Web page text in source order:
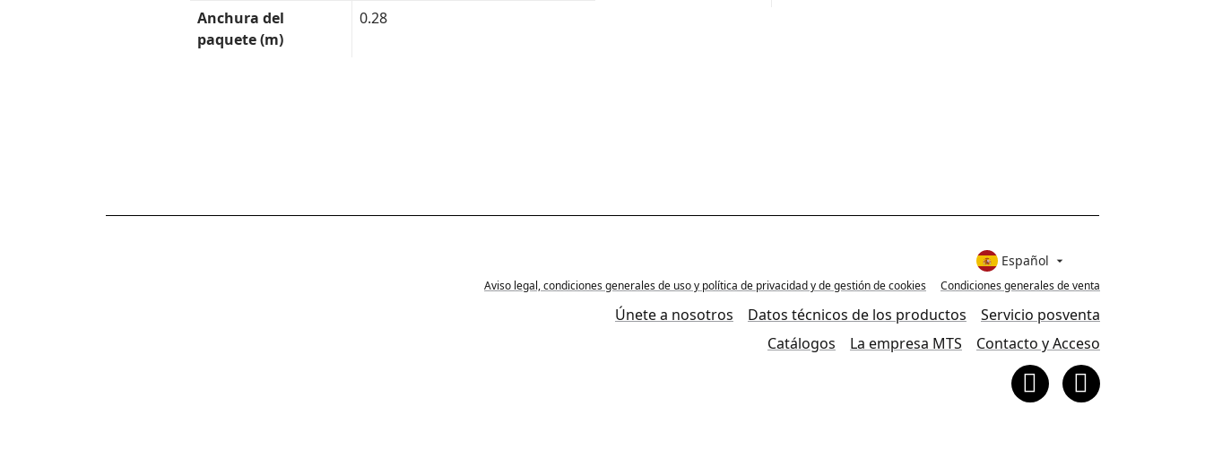
Anchura del
paquete (m)
0.28
Español 
Aviso legal, condiciones generales de uso y política de privacidad y de gestión de cookies Condiciones generales de venta
Únete a nosotros Datos técnicos de los productos
Servicio posventa
Catálogos
La empresa MTS Contacto y Acceso